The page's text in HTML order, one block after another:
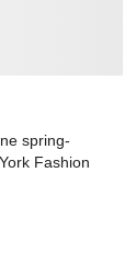
spring-
Fashion